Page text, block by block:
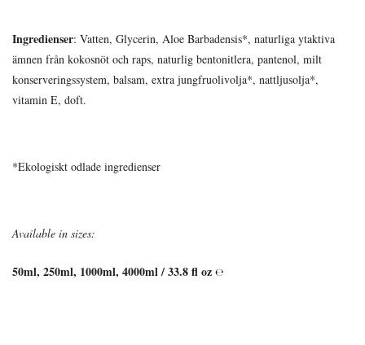
Ingredienser: Vatten, Glycerin, Aloe Barbadensis*, naturliga ytaktiva
ämnen från kokosnöt och raps, naturlig bentonitlera, pantenol, milt
konserveringssystem, balsam, extra jungfruolivolja*, nattljusolja*,
vitamin E, doft.
*Ekologiskt odlade ingredienser
Available in sizes:
50ml, 250ml, 1000ml, 4000ml / 33.8 fl oz℮